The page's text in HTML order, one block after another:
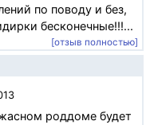
по поводу и без,
бесконечные!!!...
[отзыв полностью]
роддоме будет